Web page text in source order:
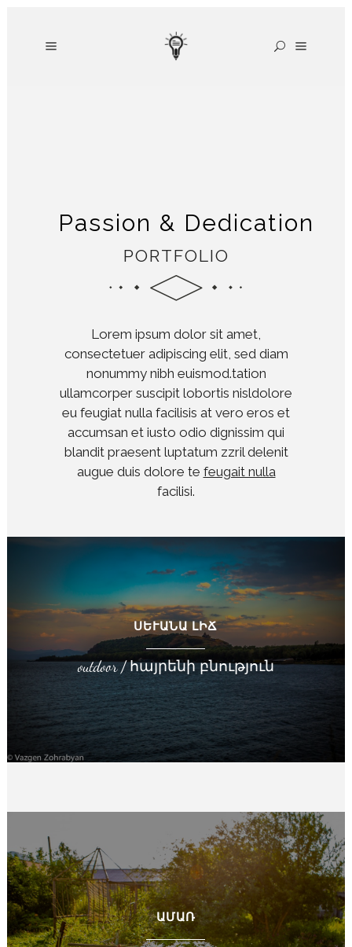
Passion & Dedication
PORTFOLIO
Lorem ipsum dolor sit amet,
consectetuer adipiscing elit, sed diam
nonummy nibh euismod.tation
ullamcorper suscipit lobortis nisldolore
eu feugiat nulla facilisis at vero eros et
accumsan et iusto odio dignissim qui
blandit praesent luptatum zzril delenit
augue duis dolore te feugait nulla
facilisi.
ՍԵՒԱՆԱ ԼԻՃ
outdoor / հայրենի բնություն
outdoor / հայրենի բնություն
ԱՄԱՌ